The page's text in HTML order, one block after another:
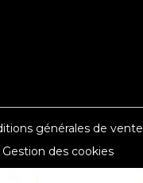
générales de vente
Gestion des cookies